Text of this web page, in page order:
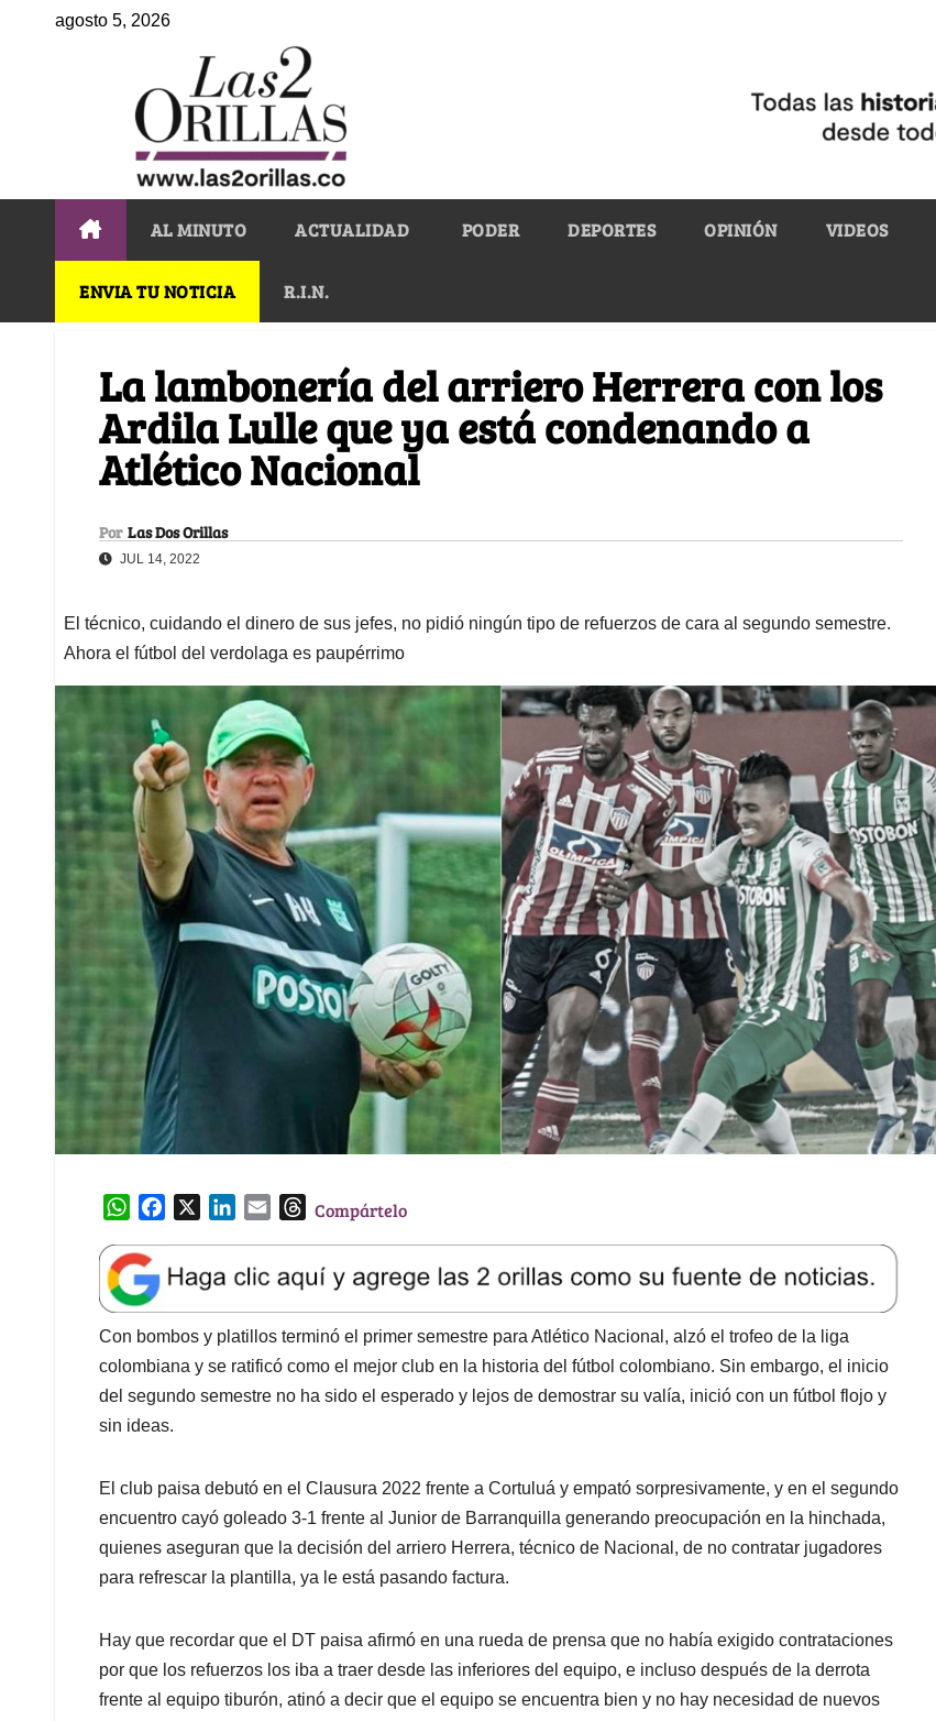
agosto 5, 2026
AL MINUTO ACTUALIDAD PODER DEPORTES OPINIÓN VIDEOS
ENVIA TU NOTICIA R.I.N.
La lambonería del arriero Herrera con los
Ardila Lulle que ya está condenando a
Atlético Nacional
Por Las Dos Orillas
JUL 14, 2022
El técnico, cuidando el dinero de sus jefes, no pidió ningún tipo de refuerzos de cara al segundo semestre.
Ahora el fútbol del verdolaga es paupérrimo
W
a
t
s
A
p
p
e
b
o
o
k
k
e
d
I
n
l
T
e
a
d
s
Compártelo
Con bombos y platillos terminó el primer semestre para Atlético Nacional, alzó el trofeo de la liga
colombiana y se ratificó como el mejor club en la historia del fútbol colombiano. Sin embargo, el inicio
del segundo semestre no ha sido el esperado y lejos de demostrar su valía, inició con un fútbol flojo y
sin ideas.
El club paisa debutó en el Clausura 2022 frente a Cortuluá y empató sorpresivamente, y en el segundo
encuentro cayó goleado 3-1 frente al Junior de Barranquilla generando preocupación en la hinchada,
quienes aseguran que la decisión del arriero Herrera, técnico de Nacional, de no contratar jugadores
para refrescar la plantilla, ya le está pasando factura.
Hay que recordar que el DT paisa afirmó en una rueda de prensa que no había exigido contrataciones
por que los refuerzos los iba a traer desde las inferiores del equipo, e incluso después de la derrota
frente al equipo tiburón, atinó a decir que el equipo se encuentra bien y no hay necesidad de nuevos